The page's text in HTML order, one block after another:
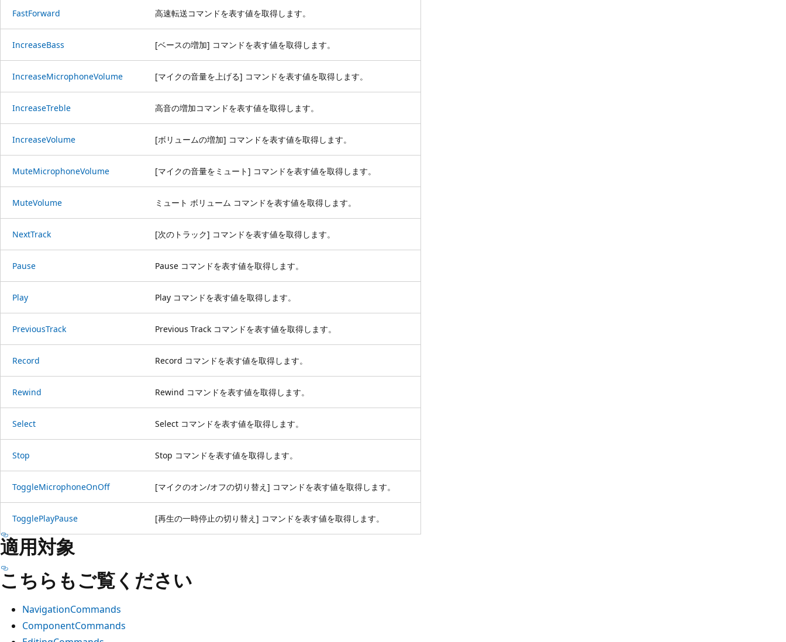
FastForward 高速転送コマンドを表す値を取得します。
IncreaseBass [ベースの増加] コマンドを表す値を取得します。
IncreaseMicrophoneVolume [マイクの音量を上げる] コマンドを表す値を取得します。
IncreaseTreble 高音の増加コマンドを表す値を取得します。
IncreaseVolume [ボリュームの増加] コマンドを表す値を取得します。
MuteMicrophoneVolume [マイクの音量をミュート] コマンドを表す値を取得します。
MuteVolume ミュート ボリューム コマンドを表す値を取得します。
NextTrack [次のトラック] コマンドを表す値を取得します。
Pause Pause コマンドを表す値を取得します。
Play Play コマンドを表す値を取得します。
PreviousTrack Previous Track コマンドを表す値を取得します。
Record Record コマンドを表す値を取得します。
Rewind Rewind コマンドを表す値を取得します。
Select Select コマンドを表す値を取得します。
Stop Stop コマンドを表す値を取得します。
ToggleMicrophoneOnOff [マイクのオン/オフの切り替え] コマンドを表す値を取得します。
TogglePlayPause [再生の一時停止の切り替え] コマンドを表す値を取得します。
適用対象
こちらもご覧ください
NavigationCommands
ComponentCommands